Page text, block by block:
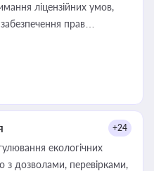
ліцензійних умов,
прав
+24
екологічних
дозволами, перевірками,